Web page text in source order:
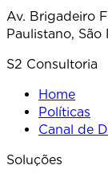
Av. Brigadeiro
Paulistano, São
S2 Consultoria
Home
Políticas
Canal de
Soluções